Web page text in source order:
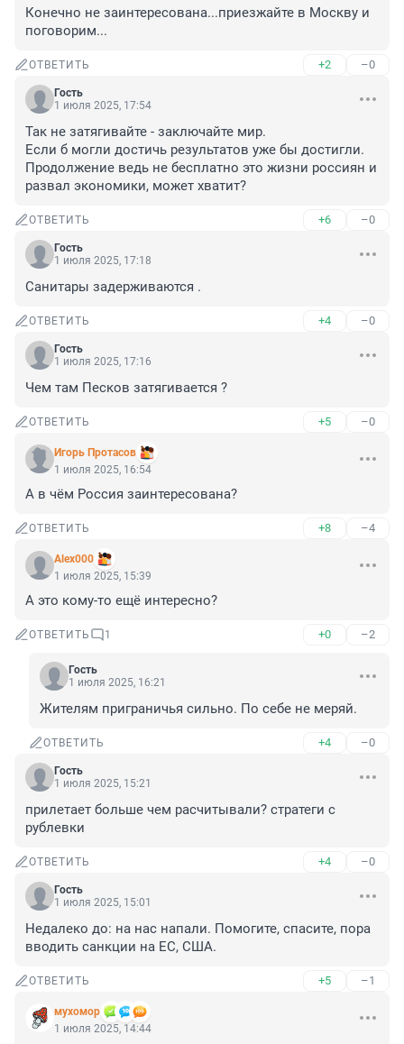
Конечно не заинтересована...приезжайте в Москву и
поговорим...
ОТВЕТИТЬ +2 –0
Гость
1 июля 2025, 17:54
Так не затягивайте - заключайте мир.
Если б могли достичь результатов уже бы достигли.
Продолжение ведь не бесплатно это жизни россиян и
развал экономики, может хватит?
ОТВЕТИТЬ +6 –0
Гость
1 июля 2025, 17:18
Санитары задерживаются .
ОТВЕТИТЬ +4 –0
Гость
1 июля 2025, 17:16
Чем там Песков затягивается ?
ОТВЕТИТЬ +5 –0
Игорь Протасов
1 июля 2025, 16:54
А в чём Россия заинтересована?
ОТВЕТИТЬ +8 –4
Alex000
1 июля 2025, 15:39
А это кому-то ещё интересно?
ОТВЕТИТЬ 1 +0 –2
Гость
1 июля 2025, 16:21
Жителям приграничья сильно. По себе не меряй.
ОТВЕТИТЬ +4 –0
Гость
1 июля 2025, 15:21
прилетает больше чем расчитывали? стратеги с
рублевки
ОТВЕТИТЬ +4 –0
Гость
1 июля 2025, 15:01
Недалеко до: на нас напали. Помогите, спасите, пора
вводить санкции на ЕС, США.
ОТВЕТИТЬ +5 –1
мухомор
1 июля 2025, 14:44